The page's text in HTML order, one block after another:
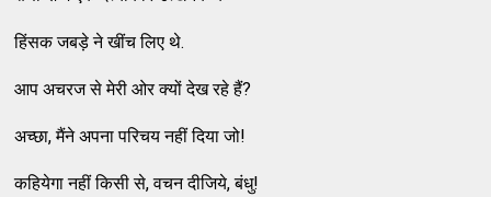
हिंसक जबड़े ने खींच लिए थे.
आप अचरज से मेरी ओर क्यों देख रहे हैं?
अच्छा, मैंने अपना परिचय नहीं दिया जो!
कहियेगा नहीं किसी से, वचन दीजिये, बंधु!